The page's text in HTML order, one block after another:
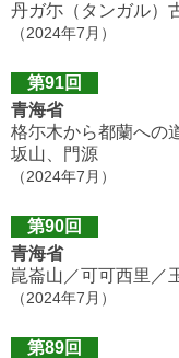
丹ガ尓（タンガル）
（2024年7月）
第91回
青海省
格尓木から都蘭への
坂山、門源
（2024年7月）
第90回
青海省
崑崙山／可可西里／
（2024年7月）
第89回